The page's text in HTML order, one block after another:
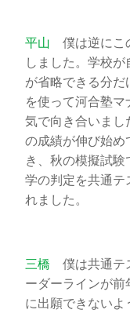
平山
僕は逆にこ
しました。学校
が省略できる分だ
を使って河合塾
気で向き合いまし
の成績が伸び始め
き、秋の模擬試
学の判定を共通テ
れました。
三橋
僕は共通テ
ーダーラインが前
に出願できない